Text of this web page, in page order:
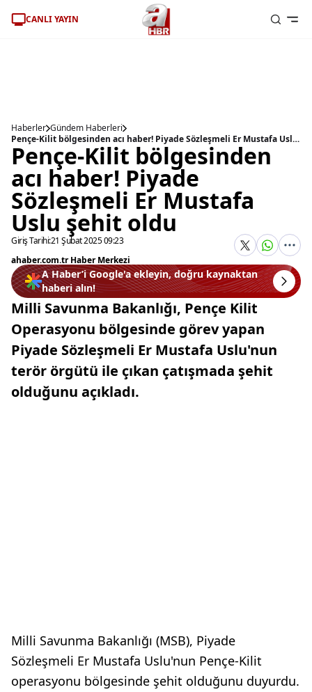
CANLI YAYIN
Haberler Gündem Haberleri
Pençe-Kilit bölgesinden acı haber! Piyade Sözleşmeli Er Mustafa Uslu şehit oldu
Pençe-Kilit bölgesinden
acı haber! Piyade
Sözleşmeli Er Mustafa
Uslu şehit oldu
Giriş Tarihi:21 Şubat 2025 09:23
ahaber.com.tr Haber Merkezi
A Haber’i Google'a ekleyin, doğru kaynaktan
haberi alın!
Milli Savunma Bakanlığı, Pençe Kilit
Operasyonu bölgesinde görev yapan
Piyade Sözleşmeli Er Mustafa Uslu'nun
terör örgütü ile çıkan çatışmada şehit
olduğunu açıkladı.
Milli Savunma Bakanlığı (MSB), Piyade
Sözleşmeli Er Mustafa Uslu'nun Pençe-Kilit
operasyonu bölgesinde şehit olduğunu duyurdu.